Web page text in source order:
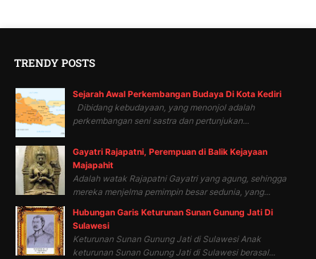
TRENDY POSTS
Sejarah Awal Perkembangan Budaya Di Kota Kediri
Dibidang kebudayaan, yang menonjol adalah
perkembangan seni sastra dan pertunjukan...
Gayatri Rajapatni, Perempuan di Balik Kejayaan
Majapahit
Adalah watak Rajapatni Gayatri yang agung, sehingga
mereka menjelma pemimpin besar sedunia, yang...
Hubungan Garis Keturunan Sunan Gunung Jati Di
Sulawesi
Keturunan Sunan Gunung Jati di Sulawesi Anak
keturunan Sunan Gunung Jati di Sulawesi berasal...